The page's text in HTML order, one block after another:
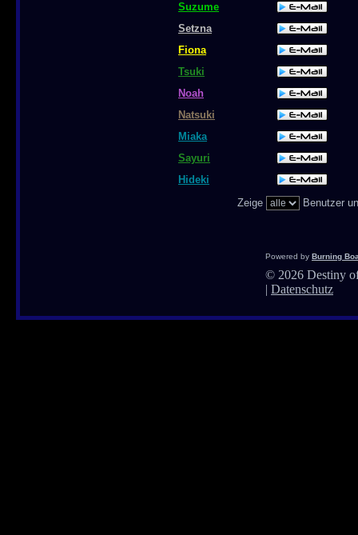
Suzume
Setzna
Fiona
Tsuki
Noah
Natsuki
Miaka
Sayuri
Hideki
Zeige
Benutzer
Powered by Burning
© 2026 Destiny
| Datenschutz